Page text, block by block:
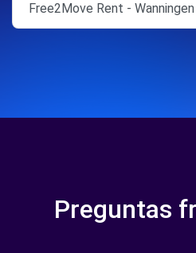
Free2Move Rent - Wanningen
Preguntas